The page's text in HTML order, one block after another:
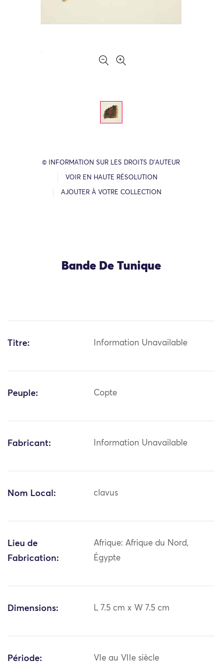
© INFORMATION SUR LES DROITS D’AUTEUR
VOIR EN HAUTE RÉSOLUTION
AJOUTER À VOTRE COLLECTION
Bande De Tunique
Titre: Information Unavailable
Peuple: Copte
Fabricant: Information Unavailable
Nom Local: clavus
Lieu de
Fabrication:
Afrique: Afrique du Nord,
Égypte
Dimensions: L 7.5 cm x W 7.5 cm
Période: VIe au VIIe siècle